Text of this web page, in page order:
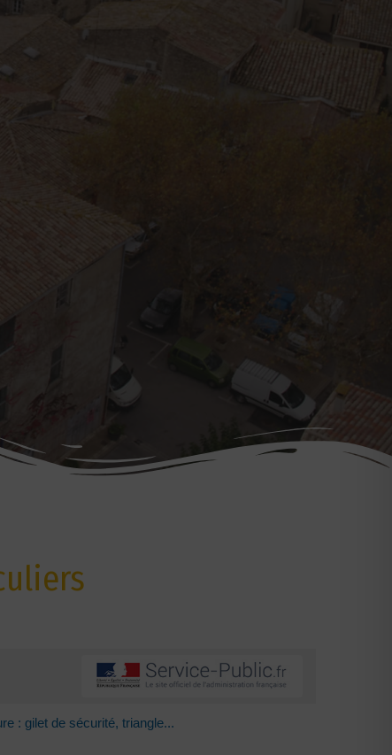
: gilet de sécurité, triangle...